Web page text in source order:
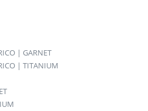
| GARNET
| TITANIUM